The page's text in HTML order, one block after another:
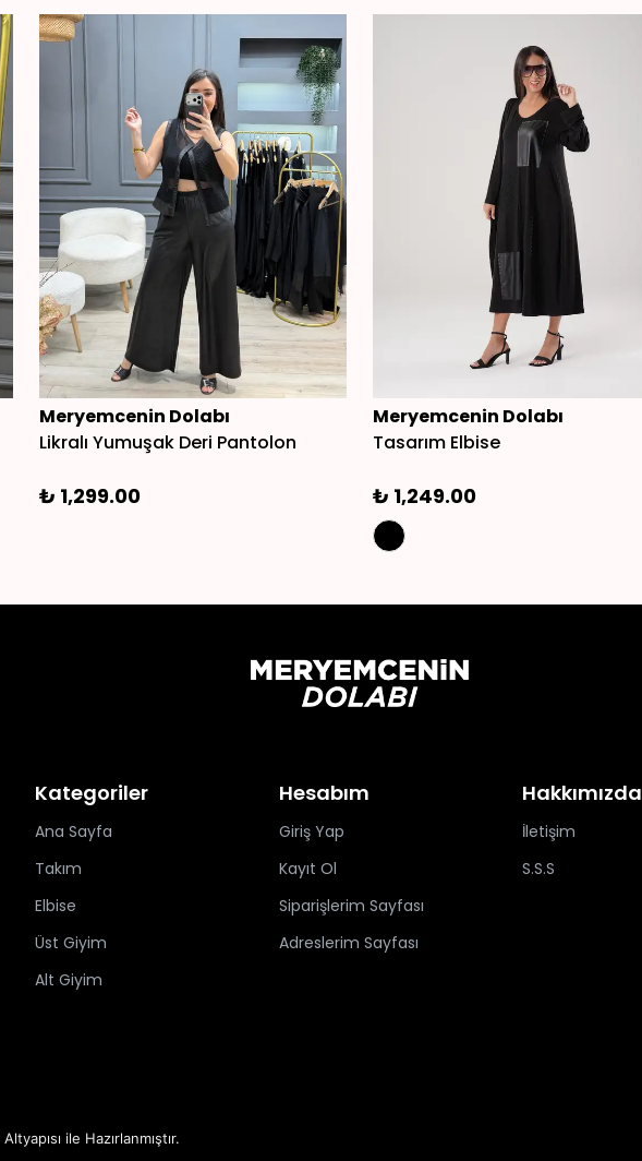
Meryemcenin Dolabı
Likralı Yumuşak Deri Pantolon
₺ 1,299.00
Meryemcenin Dolabı
Tasarım Elbise
₺ 1,249.00
Kategoriler
Ana Sayfa
Takım
Elbise
Üst Giyim
Alt Giyim
Hesabım
Giriş Yap
Kayıt Ol
Siparişlerim Sayfası
Adreslerim Sayfası
Hakkımızda
İletişim
S.S.S
Altyapısı ile Hazırlanmıştır.